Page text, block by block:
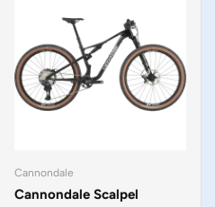
Cannondale
Cannondale Scalpel